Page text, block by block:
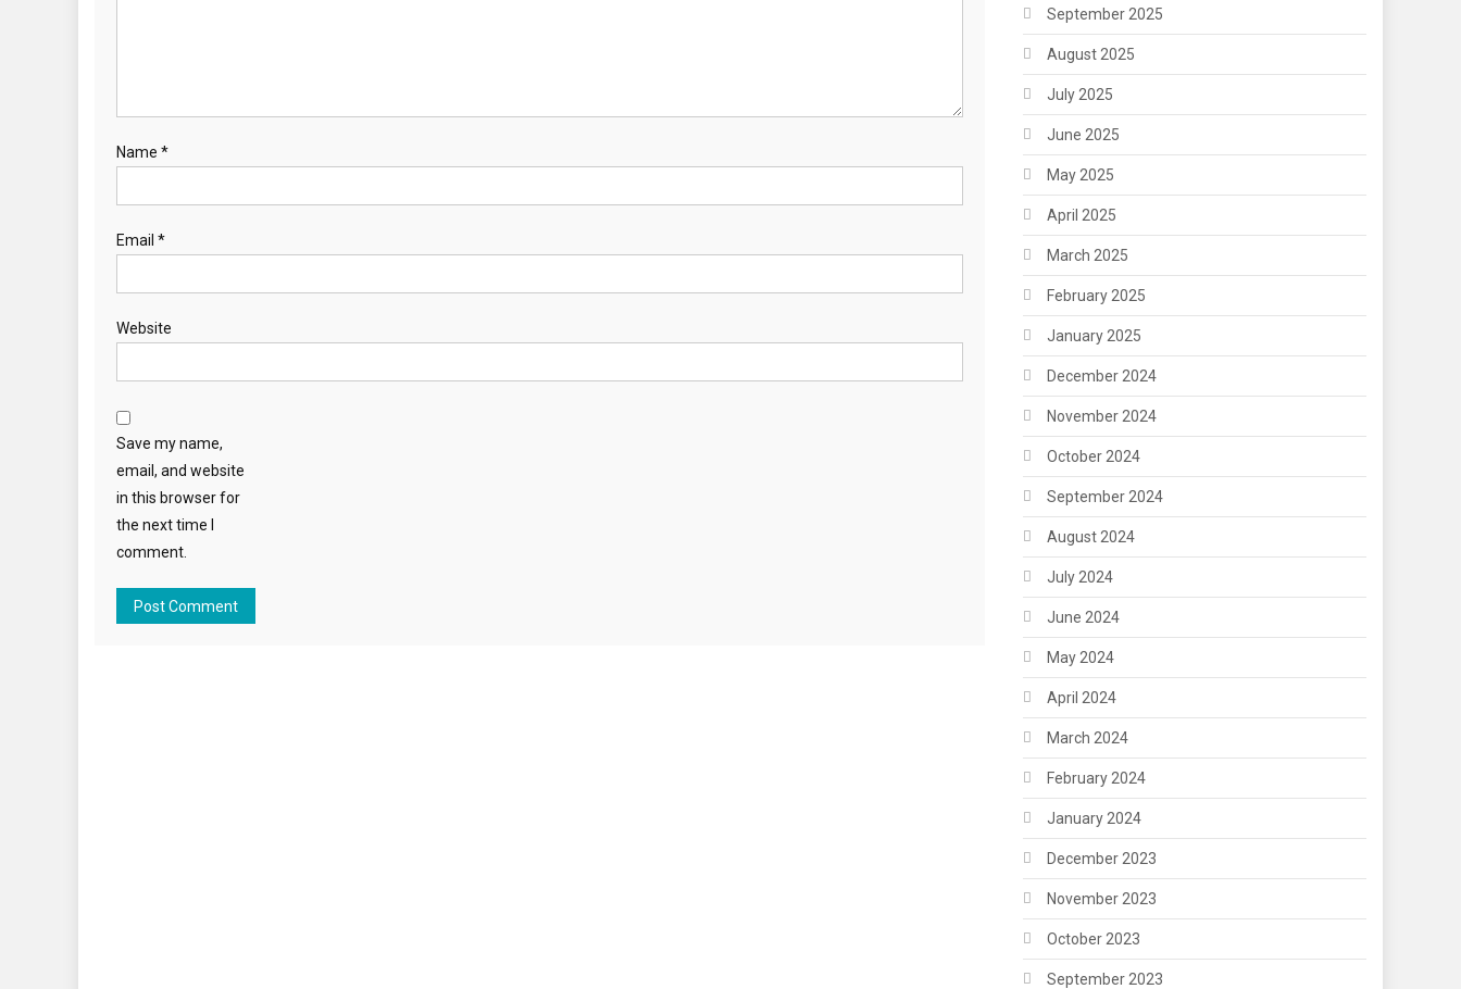
Name *
Email *
Website
Save my name,
email, and website
in this browser for
the next time I
comment.
September 2025
August 2025
July 2025
June 2025
May 2025
April 2025
March 2025
February 2025
January 2025
December 2024
November 2024
October 2024
September 2024
August 2024
July 2024
June 2024
May 2024
April 2024
March 2024
February 2024
January 2024
December 2023
November 2023
October 2023
September 2023